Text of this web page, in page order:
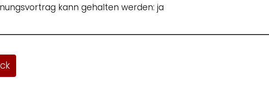
kann gehalten werden: ja